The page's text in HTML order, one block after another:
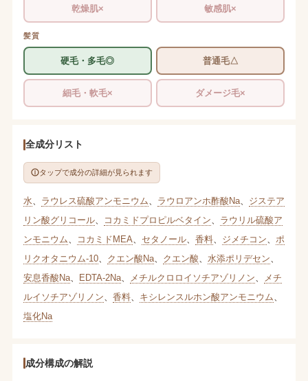
乾燥肌× 敏感肌×
髪質
硬毛・多毛◎ 普通毛△
細毛・軟毛× ダメージ毛×
全成分リスト
タップで成分の詳細が見られます
水 ラウレス硫酸アンモニウム ラウロアンホ酢酸Na、 ジステア
リン酸グリコール、 コカミドプロピルベタイン
ラウリル硫酸ア
ンモニウム
コカミドMEA セタノール、 香料、 ジメチコン
ポ
リクオタニウム-10、 クエン酸Na、 クエン酸 水添ポリデセン
安息香酸Na、 EDTA-2Na、 メチルクロロイソチアゾリノン
メチ
ルイソチアゾリノン
香料、 キシレンスルホン酸アンモニウム
塩化Na
成分構成の解説